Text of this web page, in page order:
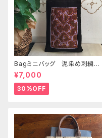
Bagミニバッグ 泥染め刺繍
20x28cm iPadケース お出
かけバッグ 先住民族 工芸
手刺繍 Shipibo bag 手仕事
¥7,000
30%OFF